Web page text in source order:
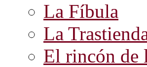
La Fíbula
La
El rincón de